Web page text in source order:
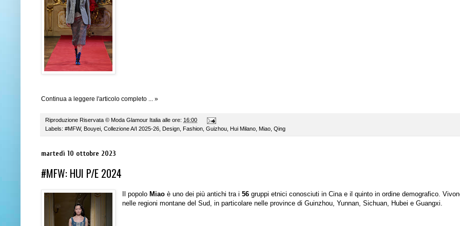
Continua a leggere l'articolo completo ... »
Riproduzione Riservata © Moda Glamour Italia alle ore: 16:00
Labels: #MFW, Bouyei, Collezione A/I 2025-26, Design, Fashion, Guizhou, Hui Milano, Miao, Qing
martedì 10 ottobre 2023
#MFW: HUI P/E 2024
Il popolo Miao è uno dei più antichi tra i 56 gruppi etnici conosciuti in Cina e il quinto in ordine demografico.
nelle regioni montane del Sud, in particolare nelle province di Guinzhou, Yunnan, Sichuan, Hubei e Guangxi.